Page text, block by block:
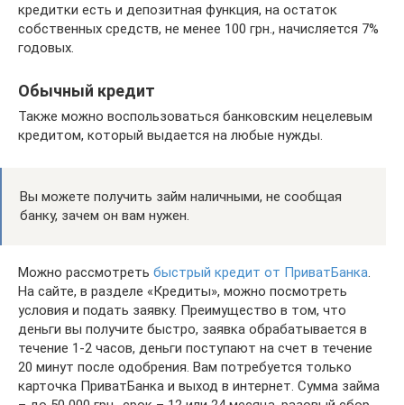
кредитки есть и депозитная функция, на остаток
собственных средств, не менее 100 грн., начисляется 7%
годовых.
Обычный кредит
Также можно воспользоваться банковским нецелевым
кредитом, который выдается на любые нужды.
Вы можете получить займ наличными, не сообщая
банку, зачем он вам нужен.
Можно рассмотреть быстрый кредит от ПриватБанка.
На сайте, в разделе «Кредиты», можно посмотреть
условия и подать заявку. Преимущество в том, что
деньги вы получите быстро, заявка обрабатывается в
течение 1-2 часов, деньги поступают на счет в течение
20 минут после одобрения. Вам потребуется только
карточка ПриватБанка и выход в интернет. Сумма займа